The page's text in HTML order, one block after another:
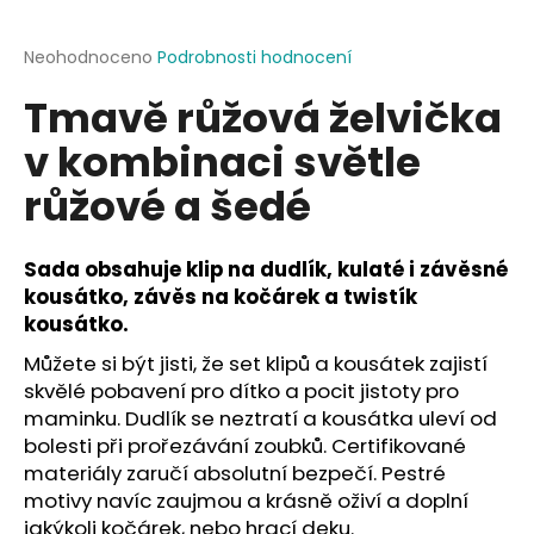
Průměrné
produktu
z
5
hvězdiček.
Neohodnoceno Podrobnosti hodnocení
Tmavě růžová želvička
v kombinaci světle
růžové a šedé
Sada obsahuje klip na dudlík, kulaté i závěsné
kousátko, závěs na kočárek a twistík
kousátko.
Můžete si být jisti, že set klipů a kousátek zajistí
skvělé pobavení pro dítko a pocit jistoty pro
maminku. Dudlík se neztratí a kousátka uleví od
bolesti při prořezávání zoubků. Certifikované
materiály zaručí absolutní bezpečí. Pestré
motivy navíc zaujmou a krásně oživí a doplní
jakýkoli kočárek, nebo hrací deku.
j
t
?
HLEDAT
D
o
p
o
r
u